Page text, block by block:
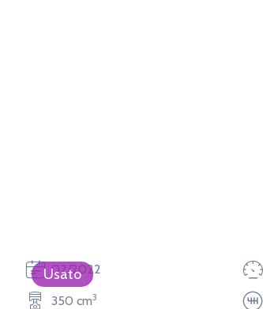
Usato
02/2022
350 cm3